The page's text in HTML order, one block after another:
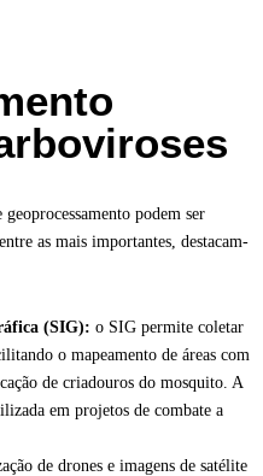
podem ser
as mais importantes, destacam-
(SIG): o SIG permite coletar
o mapeamento de áreas com
de criadouros do mosquito. A
em projetos de combate a
de drones e imagens de satélite